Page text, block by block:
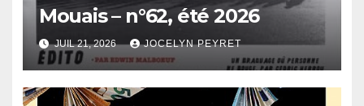
Mouais – n°62, été 2026
JUIL 21, 2026 JOCELYN PEYRET